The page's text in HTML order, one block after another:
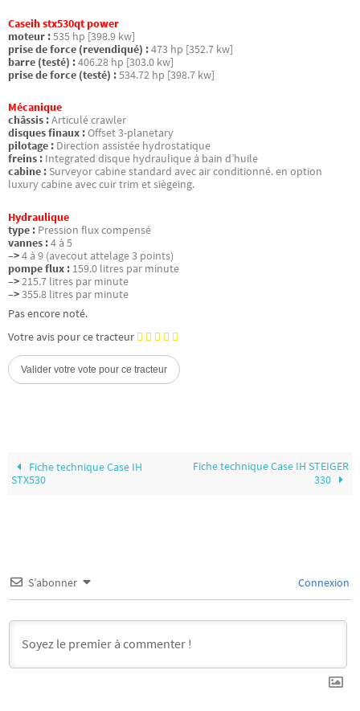
Caseih stx530qt power
moteur :535 hp [398.9 kw]
prise de force (revendiqué) :473 hp [352.7 kw]
barre (testé) :406.28 hp [303.0 kw]
prise de force (testé) :534.72 hp [398.7 kw]
Mécanique
châssis :Articulé crawler
disques finaux :Offset 3-planetary
pilotage : Direction assistée hydrostatique
freins : Integrated disque hydraulique à bain d’huile
cabine : Surveyor cabine standard avec air conditionné. en option
luxury cabine avec cuir trim et siègeing.
Hydraulique
type : Pression flux compensé
vannes :4 à 5
–>4 à 9 (avecout attelage 3 points)
pompe flux : 159.0 litres par minute
–>215.7 litres par minute
–>355.8 litres par minute
Pas encore noté.
Votre avis pour ce tracteur
Fiche technique Case IH
STX530
Fiche technique Case IH STEIGER
330
S’abonner Connexion